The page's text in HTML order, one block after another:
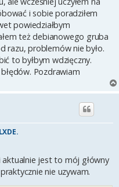
i sobie poradziłem
powiedziałbym
też debianowego gruba
razu, problemów nie było.
to byłbym wdzięczny.
Pozdrawiam
jest to mój główny
nie uzywam.